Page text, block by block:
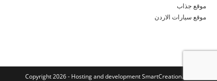
موقع جذاب
موقع سيارات الاردن
Copyright 2026 - Hosting and developmentSmartCreation.net